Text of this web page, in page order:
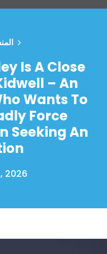
Is A Close
– An
Wants To
Force
Seeking An
2026